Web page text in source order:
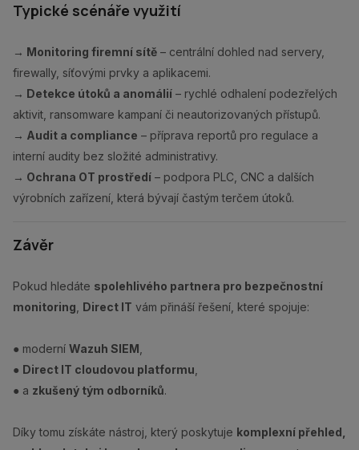
Typické scénáře využití
→ Monitoring firemní sítě – centrální dohled nad servery,
firewally, síťovými prvky a aplikacemi.
→ Detekce útoků a anomálií – rychlé odhalení podezřelých
aktivit, ransomware kampaní či neautorizovaných přístupů.
→ Audit a compliance – příprava reportů pro regulace a
interní audity bez složité administrativy.
→ Ochrana OT prostředí – podpora PLC, CNC a dalších
výrobních zařízení, která bývají častým terčem útoků.
Závěr
Pokud hledáte spolehlivého partnera pro bezpečnostní
monitoring Direct IT vám přináší řešení, které spojuje:
● moderní Wazuh SIEM
● Direct IT cloudovou platformu
● a zkušený tým odborníků.
Díky tomu získáte nástroj, který poskytuje komplexní přehled,